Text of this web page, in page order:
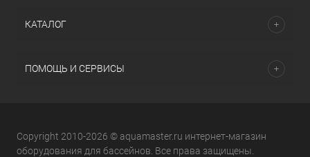
КАТАЛОГ
ПОМОЩЬ И СЕРВИСЫ
Copyright 2010-2026 © aquamaster.ru интернет-магазин
оборудования для бассейнов. Все права защищены.